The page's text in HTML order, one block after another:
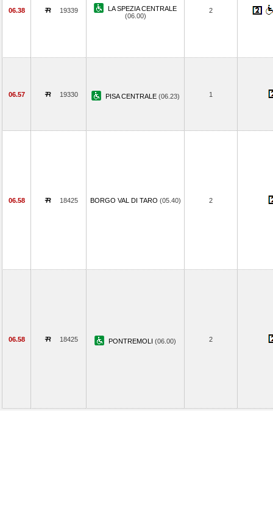
06.38 19339
LA SPEZIA CENTRALE
(06.00)
2
06.57 19330 PISA CENTRALE (06.23) 1
06.58 18425 BORGO VAL DI TARO (05.40) 2
06.58 18425 PONTREMOLI (06.00) 2